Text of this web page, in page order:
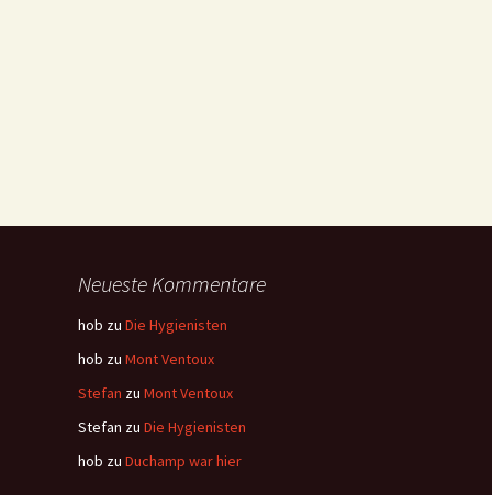
Neueste Kommentare
hob zu Die Hygienisten
hob zu Mont Ventoux
Stefan zu Mont Ventoux
Stefan zu Die Hygienisten
hob zu Duchamp war hier